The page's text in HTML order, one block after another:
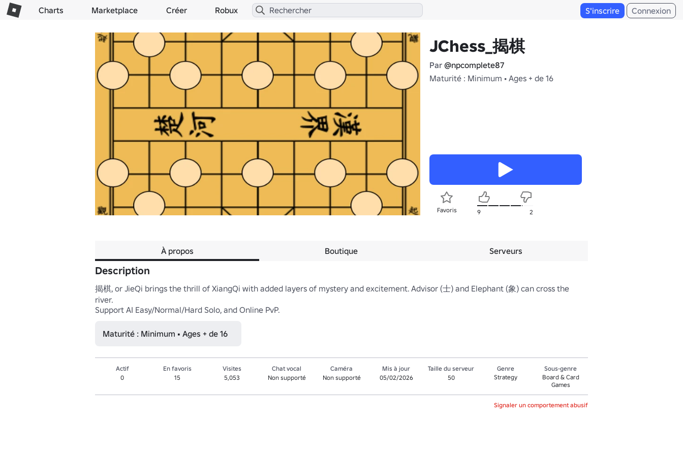
Charts Marketplace Créer Robux S'inscrire Connexion
JChess_揭棋
Par @npcomplete87
Maturité : Minimum • Ages + de 16
Favoris 9 2
À propos Boutique Serveurs
Description
揭棋, or JieQi brings the thrill of XiangQi with added layers of mystery and excitement. Advisor (士) and Elephant (象) can cross the
river.
Support AI Easy/Normal/Hard Solo, and Online PvP.
Maturité : Minimum • Ages + de 16
Actif
0
En favoris
15
Visites
5,053
Chat vocal
Non supporté
Caméra
Non supporté
Mis à jour
05/02/2026
Taille du serveur
50
Genre
Strategy
Sous-genre
Board & Card
Games
Signaler un comportement abusif